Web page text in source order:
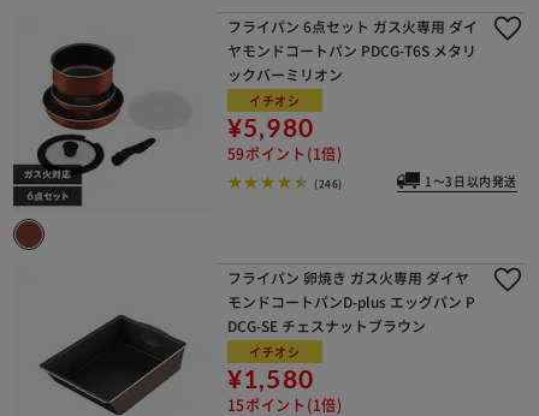
フライパン 6点セット ガス火専用 ダイ
ヤモンドコートパン PDCG-T6S メタリ
ックバーミリオン
イチオシ
¥5,980
59ポイント(1倍)
(246) 1～3日以内発送
フライパン 卵焼き ガス火専用 ダイヤ
モンドコートパンD-plus エッグパン P
DCG-SE チェスナットブラウン
イチオシ
¥1,580
15ポイント(1倍)